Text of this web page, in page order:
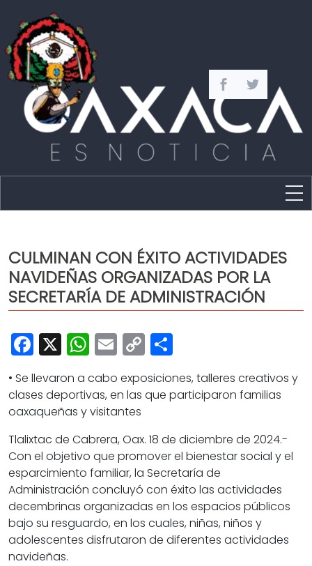
Capital
Policíaca
Cultura
Deportes
Opinión
CULMINAN CON ÉXITO ACTIVIDADES
NAVIDEÑAS ORGANIZADAS POR LA
SECRETARÍA DE ADMINISTRACIÓN
Facebook
X WhatsApp
Email
Copy
Link
• Se llevaron a cabo exposiciones, talleres creativos y
clases deportivas, en las que participaron familias
oaxaqueñas y visitantes
Tlalixtac de Cabrera, Oax. 18 de diciembre de 2024.-
Con el objetivo que promover el bienestar social y el
esparcimiento familiar, la Secretaría de
Administración concluyó con éxito las actividades
decembrinas organizadas en los espacios públicos
bajo su resguardo, en los cuales, niñas, niños y
adolescentes disfrutaron de diferentes actividades
navideñas.